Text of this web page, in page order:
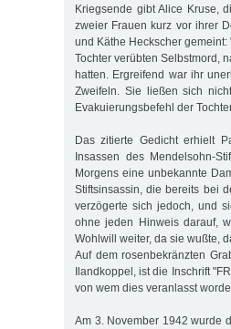
Kriegsende gibt Alice Kruse,
zweier Frauen kurz vor ihrer
und Käthe Heckscher
Tochter verübten Selbstmord,
hatten. Ergreifend war ihr
Zweifeln. Sie ließen sich
Evakuierungsbefehl der
Das zitierte Gedicht erhielt
Insassen des Mendelsohn-
Morgens eine unbekannte
Stiftsinsassin, die bereits bei
verzögerte sich jedoch, und
ohne jeden Hinweis darauf,
Wohlwill weiter, da sie wußte,
Auf dem rosenbekränzten
Ilandkoppel, ist die Inschrift
von wem dies veranlasst
Am 3. November 1942 wurde